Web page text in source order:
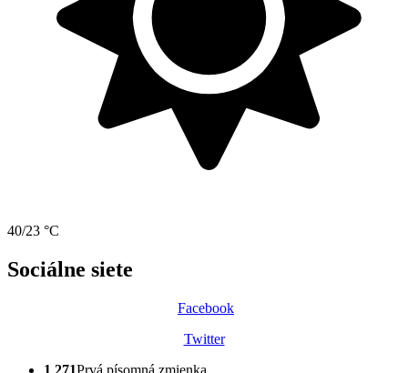
40/23 °C
Sociálne siete
Facebook
Twitter